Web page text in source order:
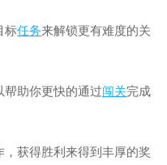
标任务来解锁更有难度的关
帮助你更快的通过闯关完成
获得胜利来得到丰厚的奖